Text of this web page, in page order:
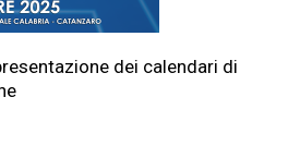
dei calendari di